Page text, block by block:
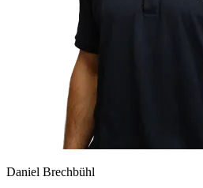
Daniel Brechbühl